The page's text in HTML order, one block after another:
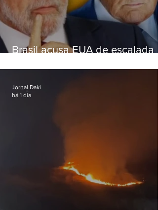
Brasil acusa EUA de escalada
embaixadora
Jornal Daki
há 1 dia